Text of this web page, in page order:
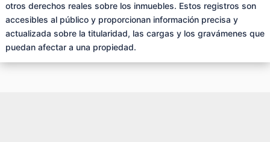
otros derechos reales sobre los inmuebles. Estos registros son
accesibles al público y proporcionan información precisa y
actualizada sobre la titularidad, las cargas y los gravámenes que
puedan afectar a una propiedad.